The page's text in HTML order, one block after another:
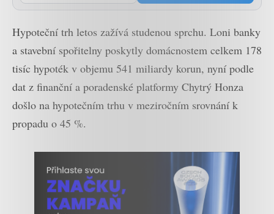
Hypoteční trh letos zažívá studenou sprchu. Loni banky
a stavební spořitelny poskytly domácnostem celkem 178
tisíc hypoték v objemu 541 miliardy korun, nyní podle
dat z finanční a poradenské platformy Chytrý Honza
došlo na hypotečním trhu v meziročním srovnání k
propadu o 45 %.